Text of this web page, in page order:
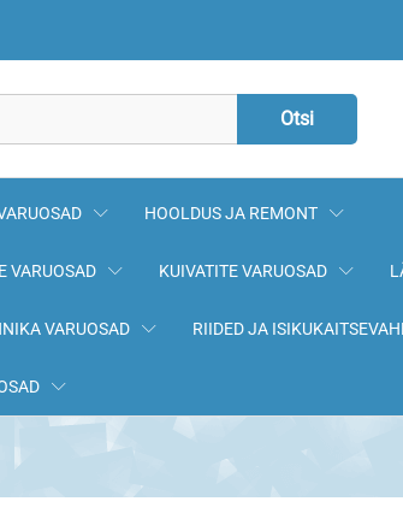
Otsi
HOOLDUS JA REMONT
VARUOSAD KUIVATITE VARUOSAD
VARUOSAD RIIDED JA